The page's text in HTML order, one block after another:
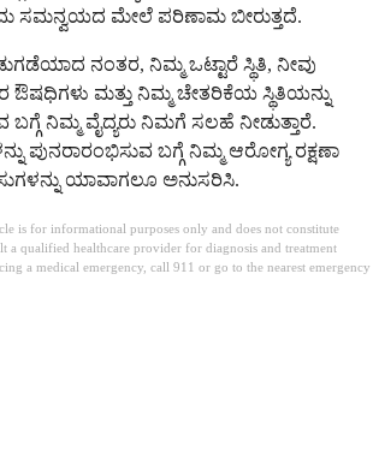
ಸಮನ್ವಯದ ಮೇಲೆ ಪರಿಣಾಮ ಬೀರುತ್ತದೆ.
ನಂತರ, ನಿಮ್ಮ ಒಟ್ಟಾರೆ ಸ್ಥಿತಿ, ನೀವು
ಔಷಧಿಗಳು ಮತ್ತು ನಿಮ್ಮ ಚೇತರಿಕೆಯ ಸ್ಥಿತಿಯನ್ನು
ನಿಮ್ಮ ವೈದ್ಯರು ನಿಮಗೆ ಸಲಹೆ ನೀಡುತ್ತಾರೆ.
ಪುನರಾರಂಭಿಸುವ ಬಗ್ಗೆ ನಿಮ್ಮ ಆರೋಗ್ಯ ರಕ್ಷಣಾ
ಯಾವಾಗಲೂ ಅನುಸರಿಸಿ.
is for informational purposes only and does not constitute
a qualified healthcare provider for diagnosis and treatment
a medical emergency, call 911 or go to the nearest emergency